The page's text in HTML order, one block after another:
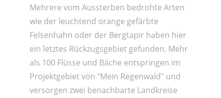
Mehrere vom Aussterben bedrohte Arten
wie der leuchtend orange gefärbte
Felsenhahn oder der Bergtapir haben hier
ein letztes Rückzugsgebiet gefunden. Mehr
als 100 Flüsse und Bäche entspringen im
Projektgebiet von "Mein Regenwald" und
versorgen zwei benachbarte Landkreise